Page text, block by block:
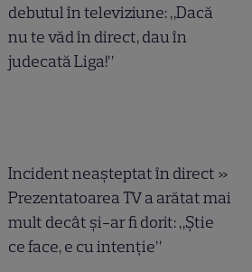
debutul în televiziune: „Dacă
nu te văd în direct, dau în
judecată Liga!”
Incident neașteptat în direct »
Prezentatoarea TV a arătat mai
mult decât și-ar fi dorit: „Știe
ce face, e cu intenție”